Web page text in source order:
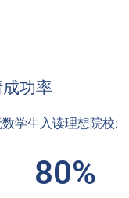
功率
学生入读理想院校:
80%